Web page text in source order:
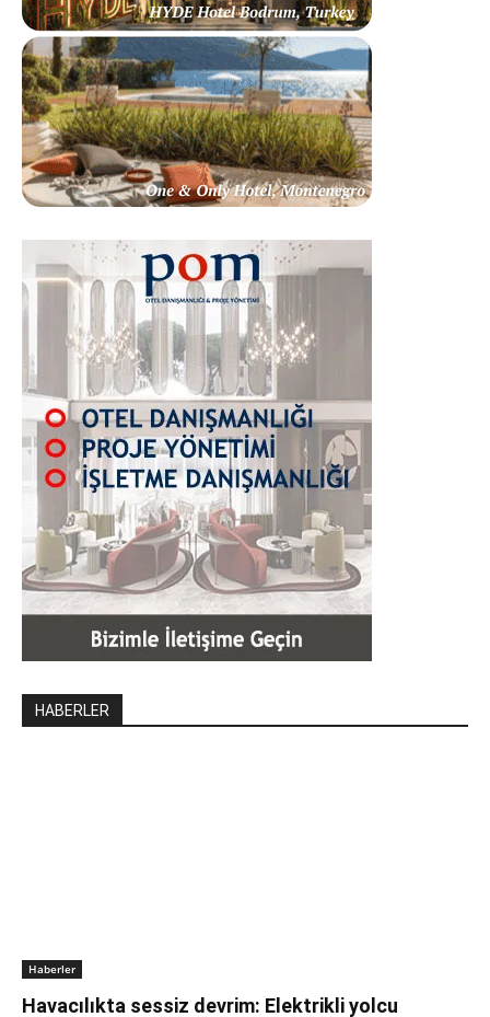
HABERLER
Haberler
Havacılıkta sessiz devrim: Elektrikli yolcu